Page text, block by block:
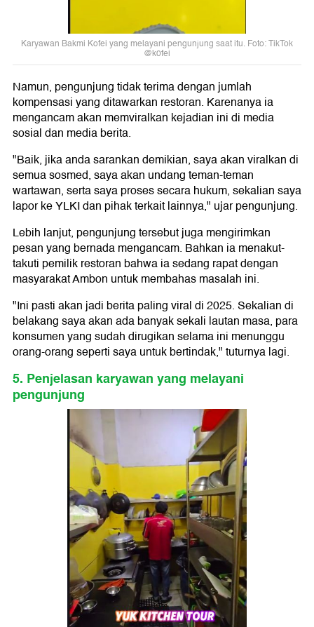
Karyawan Bakmi Kofei yang melayani pengunjung saat itu. Foto: TikTok
@k0fei
Namun, pengunjung tidak terima dengan jumlah
kompensasi yang ditawarkan restoran. Karenanya ia
mengancam akan memviralkan kejadian ini di media
sosial dan media berita.
"Baik, jika anda sarankan demikian, saya akan viralkan di
semua sosmed, saya akan undang teman-teman
wartawan, serta saya proses secara hukum, sekalian saya
lapor ke YLKI dan pihak terkait lainnya," ujar pengunjung.
Lebih lanjut, pengunjung tersebut juga mengirimkan
pesan yang bernada mengancam. Bahkan ia menakut-
takuti pemilik restoran bahwa ia sedang rapat dengan
masyarakat Ambon untuk membahas masalah ini.
"Ini pasti akan jadi berita paling viral di 2025. Sekalian di
belakang saya akan ada banyak sekali lautan masa, para
konsumen yang sudah dirugikan selama ini menunggu
orang-orang seperti saya untuk bertindak," tuturnya lagi.
5. Penjelasan karyawan yang melayani
pengunjung